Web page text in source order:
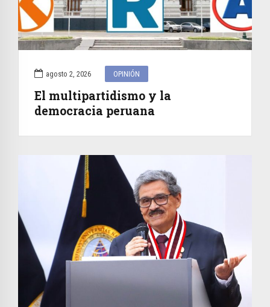
agosto 2, 2026 OPINIÓN
El multipartidismo y la
democracia peruana